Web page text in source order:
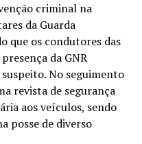
criminal na
da Guarda
que os condutores das
da GNR
No seguimento
revista de segurança
aos veículos, sendo
posse de diverso